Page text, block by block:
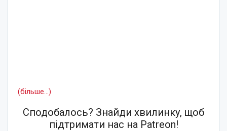
(більше…)
Сподобалось? Знайди хвилинку, щоб
підтримати нас на Patreon!